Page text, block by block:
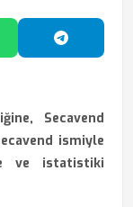
Paylaş
Secavend
ismiyle
ve istatistiki